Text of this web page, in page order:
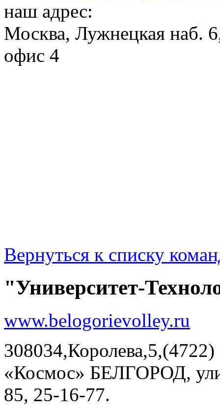
наш адрес:
Москва, Лужнецкая наб.
офис 4
Вернуться к списку
"Университет-
www.belogorievolley.ru
«Космос» БЕЛГОРОД,
85, 25-16-77.